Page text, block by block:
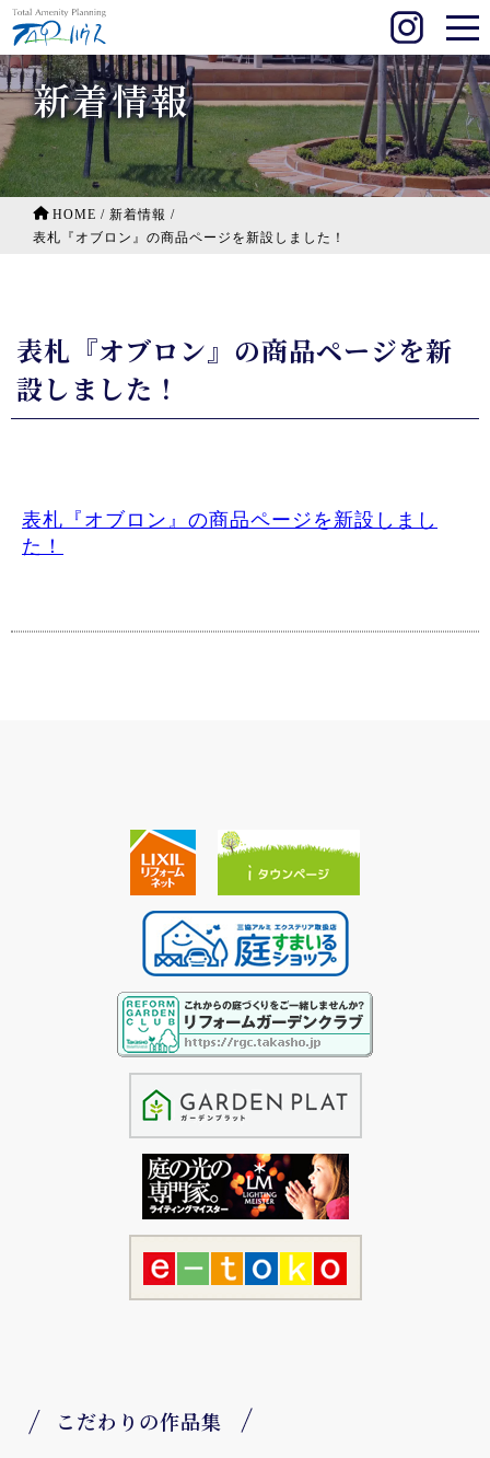
新着情報
HOME / 新着情報 /
表札『オブロン』の商品ページを新設しました！
表札『オブロン』の商品ページを新
設しました！
表札『オブロン』の商品ページを新設しまし
た！
こだわりの作品集